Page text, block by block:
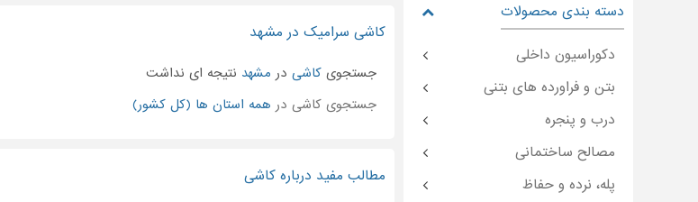
کاشی سرامیک در مشهد
جستجوی کاشی در مشهد نتیجه ای نداشت
جستجوی کاشی در همه استان ها (کل کشور)
مطالب مفید درباره کاشی
دسته بندی محصولات
دکوراسیون داخلی
بتن و فراورده های بتنی
درب و پنجره
مصالح ساختمانی
پله، نرده و حفاظ